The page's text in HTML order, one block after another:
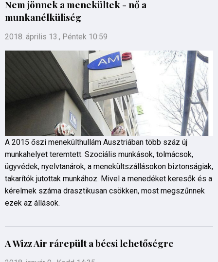
Nem jönnek a menekültek - nő a
munkanélküliség
2018. április 13., Péntek 10:59
A 2015 őszi menekülthullám Ausztriában több száz új
munkahelyet teremtett. Szociális munkások, tolmácsok,
ügyvédek, nyelvtanárok, a menekültszállásokon biztonságiak,
takarítók jutottak munkához. Mivel a menedéket keresők és a
kérelmek száma drasztikusan csökken, most megszűnnek
ezek az állások.
A Wizz Air rárepült a bécsi lehetőségre